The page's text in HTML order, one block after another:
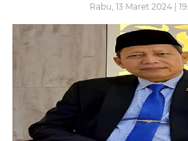
Rabu, 13 Maret 2024 |